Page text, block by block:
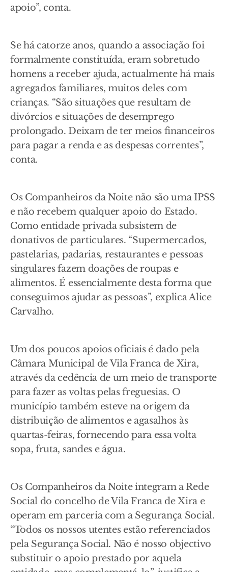
apoio”, conta.
Se há catorze anos, quando a associação foi
formalmente constituída, eram sobretudo
homens a receber ajuda, actualmente há mais
agregados familiares, muitos deles com
crianças. “São situações que resultam de
divórcios e situações de desemprego
prolongado. Deixam de ter meios financeiros
para pagar a renda e as despesas correntes”,
conta.
Os Companheiros da Noite não são uma IPSS
e não recebem qualquer apoio do Estado.
Como entidade privada subsistem de
donativos de particulares. “Supermercados,
pastelarias, padarias, restaurantes e pessoas
singulares fazem doações de roupas e
alimentos. É essencialmente desta forma que
conseguimos ajudar as pessoas”, explica Alice
Carvalho.
Um dos poucos apoios oficiais é dado pela
Câmara Municipal de Vila Franca de Xira,
através da cedência de um meio de transporte
para fazer as voltas pelas freguesias. O
município também esteve na origem da
distribuição de alimentos e agasalhos às
quartas-feiras, fornecendo para essa volta
sopa, fruta, sandes e água.
Os Companheiros da Noite integram a Rede
Social do concelho de Vila Franca de Xira e
operam em parceria com a Segurança Social.
“Todos os nossos utentes estão referenciados
pela Segurança Social. Não é nosso objectivo
substituir o apoio prestado por aquela